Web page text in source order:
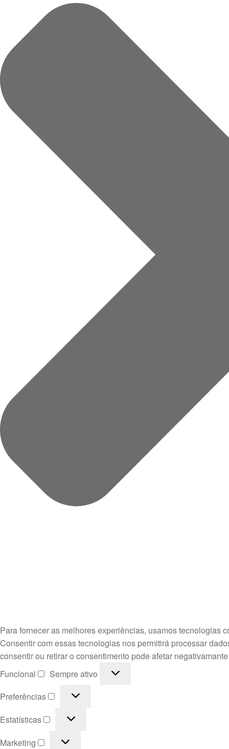
Para fornecer as melhores experiências, usamos tecnologias
Consentir com essas tecnologias nos permitirá processar
consentir ou retirar o consentimento pode afetar
Funcional
Funcional
Sempre ativo
Preferências
Preferências
Estatísticas Estatísticas
Marketing
Marketing